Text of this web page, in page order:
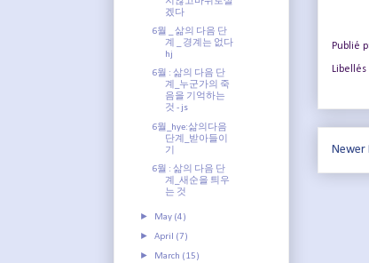
Publié
Libellés
Newer
겠다
6월 _ 삶의 다음 단
계 _ 경계는 없다
hj
6월 : 삶의 다음 단
계_누군가의 죽
음을 기억하는
것 - js
6월_hye:삶의다음
단계_받아들이
기
6월 : 삶의 다음 단
계_새순을 틔우
는 것
► May (4)
►April (7)
► March (15)